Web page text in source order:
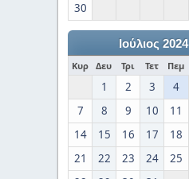
30
Ιούλιος 2024
Κυρ Δευ Τρι Τετ Πεμ
1 2 3 4
7
8 9 10 11
14
15 16 17 18
21
22 23 24 25